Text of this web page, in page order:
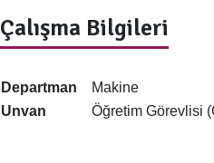
Çalışma Bilgileri
Departman
Makine
Unvan
Öğretim Görevlisi